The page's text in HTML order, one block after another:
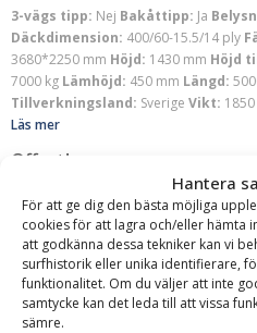
Hantera
För att ge dig den bästa möjliga
cookies för att lagra och/eller hämta
att godkänna dessa tekniker kan vi
surfhistorik eller unika identifierare,
funktionalitet. Om du väljer att inte
samtycke kan det leda till att vissa
sämre.
3-vägs tipp: Nej Bakåttipp: Ja
Däckdimension: 400/60-15.5/14 ply
3680*2250 mm Höjd: 1430 mm Höjd
7000 kg Lämhöjd: 450 mm Längd:
Tillverkningsland: Sverige Vikt:
Läs mer
Offert!